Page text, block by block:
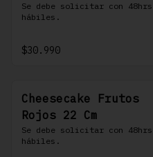
Se debe solicitar con 48hrs
hábiles.
$30.990
Cheesecake Frutos
Rojos 22 Cm
Se debe solicitar con 48hrs
hábiles.